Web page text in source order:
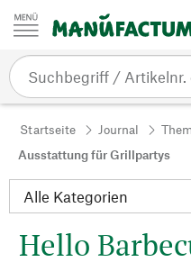
Zum Inhalt springen
Startseite Journal
Ausstattung für Grillpartys
Hello